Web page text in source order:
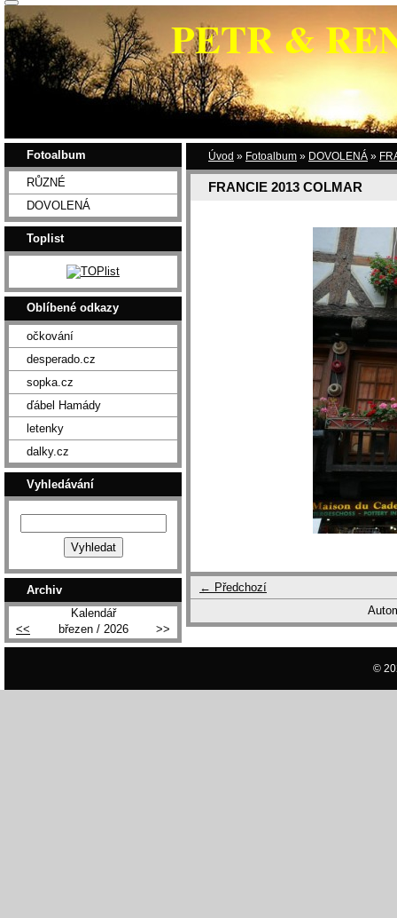
PETR &
Úvod » Fotoalbum » DOVOLENÁ »
FRANCIE 2013 COLMAR
← Předchozí
Fotoalbum
RŮZNÉ
DOVOLENÁ
Toplist
Oblíbené odkazy
očkování
desperado.cz
sopka.cz
ďábel Hamády
letenky
dalky.cz
Vyhledávání
Archiv
Kalendář
<<
březen / 2026 >>
©